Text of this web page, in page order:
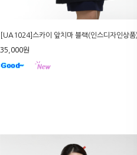
[UA1024]스카이 앞치마 블랙(인스디자인상품
35,000원